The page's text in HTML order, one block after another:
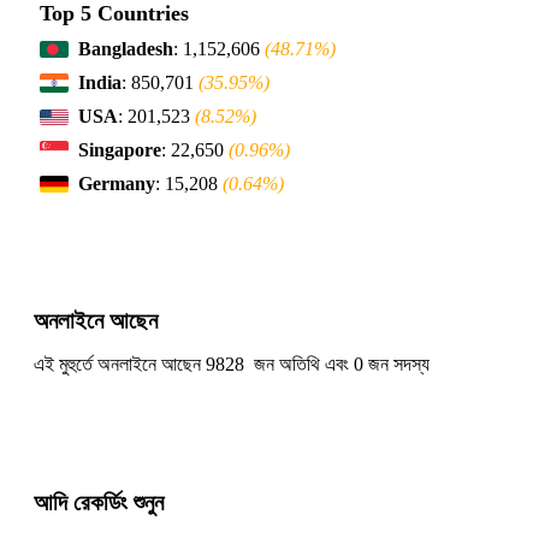
Top 5 Countries
Bangladesh: 1,152,606 (48.71%)
India: 850,701 (35.95%)
USA: 201,523 (8.52%)
Singapore: 22,650 (0.96%)
Germany: 15,208 (0.64%)
অনলাইনে আছেন
এই মুহুর্তে অনলাইনে আছেন 9828 জন অতিথি এবং 0 জন সদস্য
আদি রেকর্ডিং শুনুন